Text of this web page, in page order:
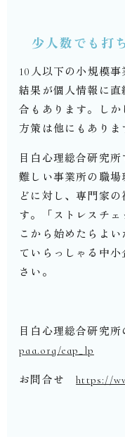
少人数でも打
10 人以下の小規模
結果が個人情報に
合もあります。し
方策は他にもありま
目白心理総合研究
難しい事業所の職
どに対し、専門家
す。「ストレスチ
こから始めたらよ
ていらっしゃる中
さい。
目白心理総合研究所
paa.org/eap_lp
お問合せhttps://